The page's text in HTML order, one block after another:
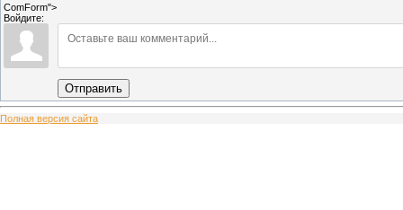
ComForm">
Войдите:
Отправить
Полная версия сайта